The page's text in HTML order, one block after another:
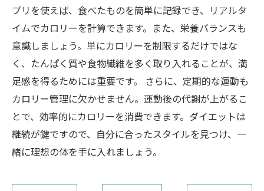
プリを使えば、食べたものを簡単に記録でき、リアルタ
イムでカロリーを計算できます。また、栄養バランスも
意識しましょう。単にカロリーを制限するだけではな
く、たんぱく質や食物繊維を多く取り入れることが、満
足感を得るためには重要です。 さらに、定期的な運動も
カロリー管理に欠かせません。運動後の代謝が上がるこ
とで、効率的にカロリーを消費できます。ダイエットは
継続が鍵ですので、自分に合ったスタイルを見つけ、一
緒に理想の体を手に入れましょう。